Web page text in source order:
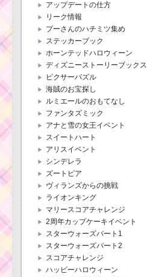
アップデートの仕方
リーク情報
プーさんのハチミツ集め
ステッカーブック
ホーンテッドハロウィーン
ディズニーストーリーブックス
ピクサーパズル
海賊のお宝探し
ルミエールのおもてなし
ファンタズミック
アナと雪の女王イベント
スイートハート
アリスイベント
シンデレラ
ズートピア
ヴィランズからの挑戦
ライオンキング
マリースコアチャレンジ
2周年カップケーキイベント
スターウォーズパート1
スターウォーズパート2
スコアチャレンジ
ハッピーハロウィーン